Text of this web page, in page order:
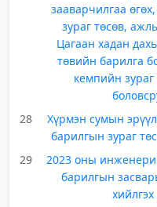
зааварчилгаа
зураг төсөв,
Цагаан хадан
төвийн барилга
кемпийн зураг
28
Хүрмэн сумын
барилгын зураг
29
2023 оны
барилгын